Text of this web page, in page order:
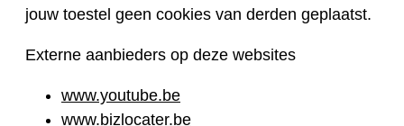
jouw toestel geen cookies van derden geplaatst.
Externe aanbieders op deze websites
www.youtube.be
www.bizlocater.be